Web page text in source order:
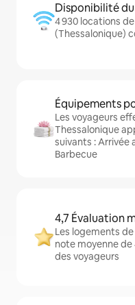
Disponibilité
4 930 locations
(Thessalonique)
Équipements
Les voyageurs
Thessalonique
suivants : Arrivée
Barbecue
4,7 Évaluation
Les logements
note moyenne de
des voyageurs